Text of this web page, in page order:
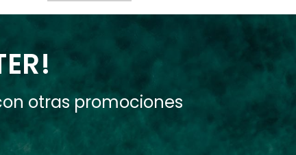
otras promociones